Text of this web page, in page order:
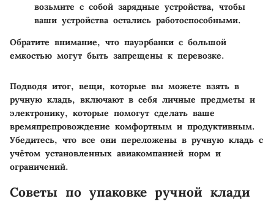
возьмите с собой зарядные устройства, чтобы
ваши устройства остались работоспособными.
Обратите внимание, что пауэрбанки с большой
емкостью могут быть запрещены к перевозке.
Подводя итог, вещи, которые вы можете взять в
ручную кладь, включают в себя личные предметы и
электронику, которые помогут сделать ваше
времяпрепровождение комфортным и продуктивным.
Убедитесь, что все они переложены в ручную кладь с
учётом установленных авиакомпанией норм и
ограничений.
Советы по упаковке ручной клади